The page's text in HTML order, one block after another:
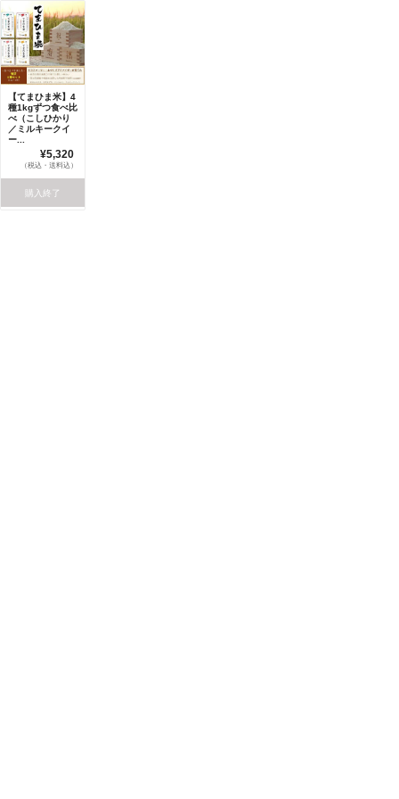
【てまひま米】4
種1kgずつ食べ比
べ（こしひかり
／ミルキークイ
ー...
¥5,320
（税込・送料込）
購入終了